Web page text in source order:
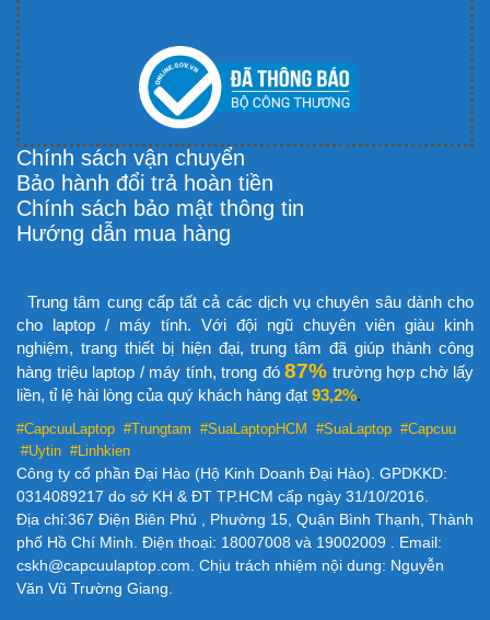
Chính sách vận chuyển
Bảo hành đổi trả hoàn tiền
Chính sách bảo mật thông tin
Hướng dẫn mua hàng
Trung tâm cung cấp tất cả các dịch vụ chuyên sâu dành cho
cho laptop / máy tính. Với đội ngũ chuyên viên giàu kinh
nghiệm, trang thiết bị hiện đại, trung tâm đã giúp thành công
hàng triệu laptop / máy tính, trong đó 87% trường hợp chờ lấy
liền, tỉ lệ hài lòng của quý khách hàng đạt 93,2%.
#CapcuuLaptop #Trungtam #SuaLaptopHCM
#SuaLaptop #Capcuu
#Uytin #Linhkien
Công ty cổ phần Đại Hào (Hộ Kinh Doanh Đại Hào). GPDKKD:
0314089217 do sở KH & ĐT TP.HCM cấp ngày 31/10/2016.
Địa chỉ:367 Điện Biên Phủ , Phường 15, Quận Bình Thạnh, Thành
phố Hồ Chí Minh. Điện thoại: 18007008 và 19002009 . Email:
cskh@capcuulaptop.com. Chịu trách nhiệm nội dung: Nguyễn
Văn Vũ Trường Giang.